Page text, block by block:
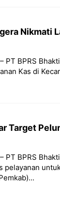
Nikmati
PT BPRS
Kas di
Target
PT BPRS
pelayanan